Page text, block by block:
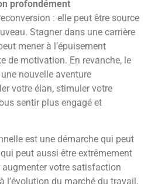
profondément
: elle peut être source
Stagner dans une carrière
mener à l’épuisement
de motivation. En revanche, le
nouvelle aventure
votre élan, stimuler votre
sentir plus engagé et
est une démarche qui peut
peut aussi être extrêmement
augmenter votre satisfaction
l’évolution du marché du travail,